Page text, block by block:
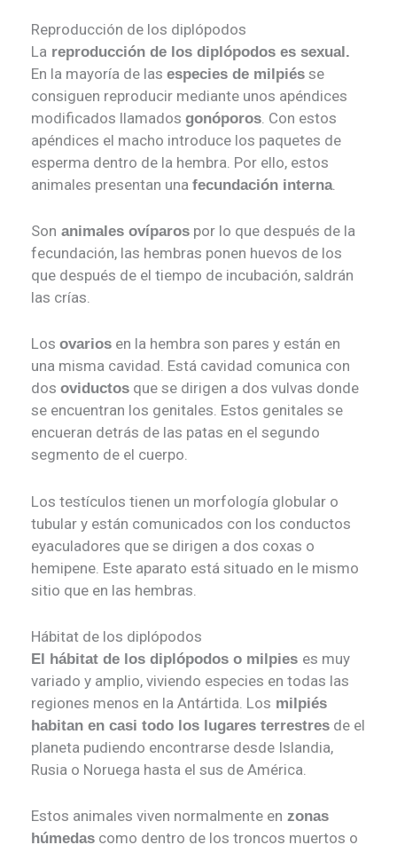
Reproducción de los diplópodos
La reproducción de los diplópodos es sexual.
En la mayoría de las especies de milpiés se
consiguen reproducir mediante unos apéndices
modificados llamados gonóporos. Con estos
apéndices el macho introduce los paquetes de
esperma dentro de la hembra. Por ello, estos
animales presentan una fecundación interna.
Son animales ovíparos por lo que después de la
fecundación, las hembras ponen huevos de los
que después de el tiempo de incubación, saldrán
las crías.
Los ovarios en la hembra son pares y están en
una misma cavidad. Está cavidad comunica con
dos oviductos que se dirigen a dos vulvas donde
se encuentran los genitales. Estos genitales se
encueran detrás de las patas en el segundo
segmento de el cuerpo.
Los testículos tienen un morfología globular o
tubular y están comunicados con los conductos
eyaculadores que se dirigen a dos coxas o
hemipene. Este aparato está situado en le mismo
sitio que en las hembras.
Hábitat de los diplópodos
El hábitat de los diplópodos o milpies es muy
variado y amplio, viviendo especies en todas las
regiones menos en la Antártida. Los milpiés
habitan en casi todo los lugares terrestres de el
planeta pudiendo encontrarse desde Islandia,
Rusia o Noruega hasta el sus de América.
Estos animales viven normalmente en zonas
húmedas como dentro de los troncos muertos o